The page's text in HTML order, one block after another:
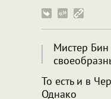
Мистер
То есть и в
Однако